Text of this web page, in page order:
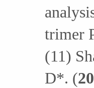
trimer
(11)
D*. (